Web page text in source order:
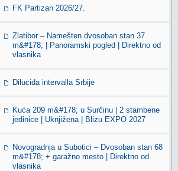
FK Partizan 2026/27.
Zlatibor – Namešten dvosoban stan 37
m&#178; | Panoramski pogled | Direktno od
vlasnika
Dilucida intervalla Srbije
Kuća 209 m&#178; u Surčinu | 2 stambene
jedinice | Uknjižena | Blizu EXPO 2027
Novogradnja u Subotici – Dvosoban stan 68
m&#178; + garažno mesto | Direktno od
vlasnika